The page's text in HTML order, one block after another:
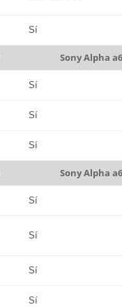
Sí
Sony Alpha
Sí
Sí
Sí
Sony Alpha
Sí
Sí
Sí
Sí